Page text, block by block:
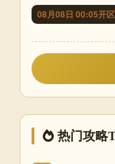
08月08日 00:05开区
热门攻略